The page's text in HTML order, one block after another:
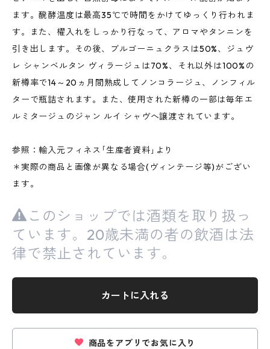
ます。醗酵温度は最高35℃で時間をかけてゆっくり行われま
す。また、櫂入れをしっかり行なって、アロマやタンニンを
引き出します。その後、ブルゴーニュクラスは50%、ジュヴ
レ シャンベルタン ヴィラージュは70%、それ以外は100%の
新樽率で14～20ヵ月間熟成してノンコラージュ、ノンフィル
ターで瓶詰されます。また、使用された新樽の一部は毎年エ
ルミタージュのジャン ルイ シャヴへ譲渡されています。
参照：輸入元フィネス｢生産者資料｣より
＊実際の商品と画像が異なる場合(ヴィンテージ等)がござい
ます。
このショップでは酒類を取り扱っ
ています。20歳未満の者の飲酒は法
律で禁止されています。
カートに入れる
商品をアプリでお気に入り